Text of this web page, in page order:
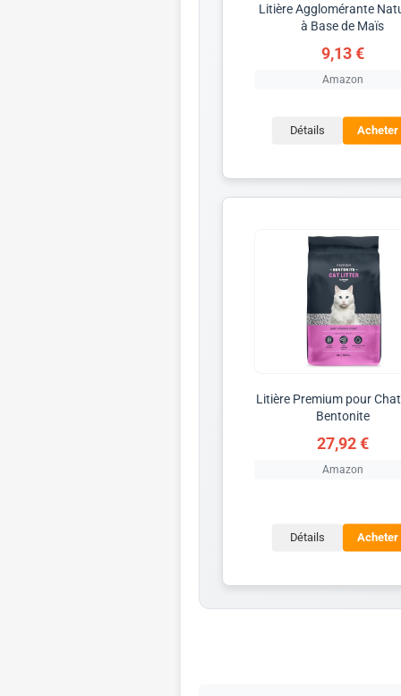
Litière Agglomérante
à Base de Maïs
9,13 €
Amazon
Détails Acheter
Litière Premium pour
Bentonite
27,92 €
Amazon
Détails Acheter